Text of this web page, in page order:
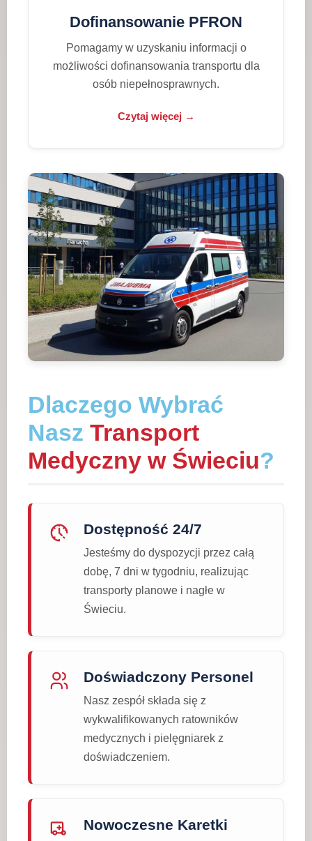
Dofinansowanie PFRON
Pomagamy w uzyskaniu informacji o
możliwości dofinansowania transportu dla
osób niepełnosprawnych.
Czytaj więcej →
Dlaczego Wybrać
Nasz Transport
Medyczny w Świeciu?
Dostępność 24/7
Jesteśmy do dyspozycji przez całą
dobę, 7 dni w tygodniu, realizując
transporty planowe i nagłe w
Świeciu.
Doświadczony Personel
Nasz zespół składa się z
wykwalifikowanych ratowników
medycznych i pielęgniarek z
doświadczeniem.
Nowoczesne Karetki